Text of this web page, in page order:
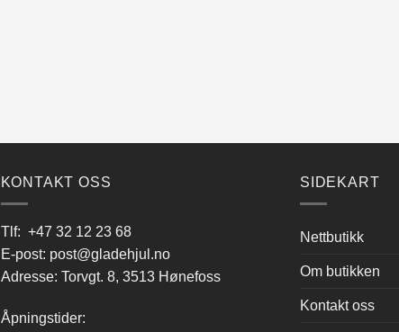
KONTAKT OSS
Tlf: +47 32 12 23 68
E-post: post@gladehjul.no
Adresse: Torvgt. 8, 3513 Hønefoss
Åpningstider:
SIDEKART
Nettbutikk
Om butikken
Kontakt oss